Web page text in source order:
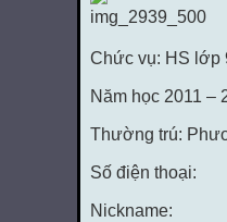
Chức vụ: HS lớp
Năm học 2011 –
Thường trú:
Số điện thoại:
Nickname: